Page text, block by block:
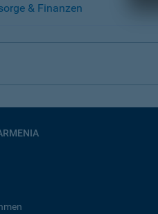
& Finanzen